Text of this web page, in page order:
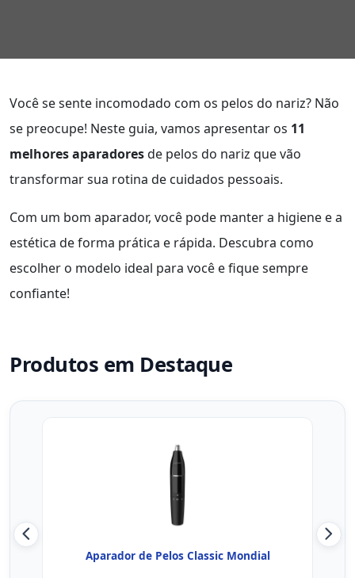
Você se sente incomodado com os pelos do nariz? Não
se preocupe! Neste guia, vamos apresentar os 11
melhores aparadoresde pelos do nariz que vão
transformar sua rotina de cuidados pessoais.
Com um bom aparador, você pode manter a higiene e a
estética de forma prática e rápida. Descubra como
escolher o modelo ideal para você e fique sempre
confiante!
Produtos em Destaque
Aparador de Pelos Classic Mondial